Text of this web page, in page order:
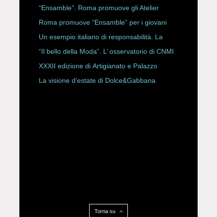
ROBERTA ANGELILLI
“Ensamble”. Roma promuove gli Atelier
Storici
Roma promuove “Ensamble” per i giovani
Un esempio italiano di responsabilità. La
Rete Slow Fiber
“Il bello della Moda”. L’ osservatorio di CNMI
XXXII edizione di Artigianato e Palazzo
La visione d’estate di Dolce&Gabbana
Torna su